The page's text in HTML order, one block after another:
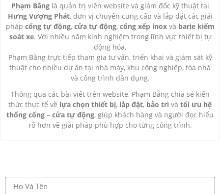
Phạm Bằnglà quản trị viên website và giám đốc kỹ thuật tại
Hưng Vượng Phát, đơn vị chuyên cung cấp và lắp đặt các giải
pháp cổng tự động, cửa tự động, cổng xếp inoxvà barie kiểm
soát xe. Với nhiều năm kinh nghiệm trong lĩnh vực thiết bị tự
động hóa,
Phạm Bằng trực tiếp tham gia tư vấn, triển khai và giám sát kỹ
thuật cho nhiều dự án tại nhà máy, khu công nghiệp, tòa nhà
và công trình dân dụng.
Thông qua các bài viết trên website, Phạm Bằng chia sẻ kiến
thức thực tế về lựa chọn thiết bị, lắp đặt, bảo trì và tối ưu hệ
thống cổng – cửa tự động, giúp khách hàng và người đọc hiểu
rõ hơn về giải pháp phù hợp cho từng công trình.